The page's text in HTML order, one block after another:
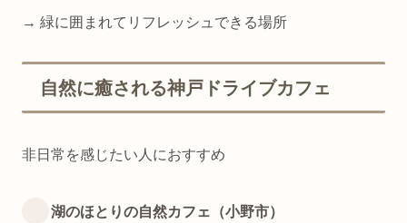
→ 緑に囲まれてリフレッシュできる場所
自然に癒される神戸ドライブカフェ
非日常を感じたい人におすすめ
湖のほとりの自然カフェ（小野市）